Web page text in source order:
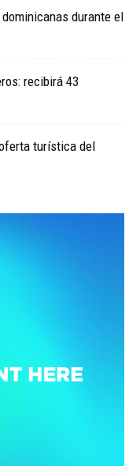
durante el
recibirá 43
oferta turística del